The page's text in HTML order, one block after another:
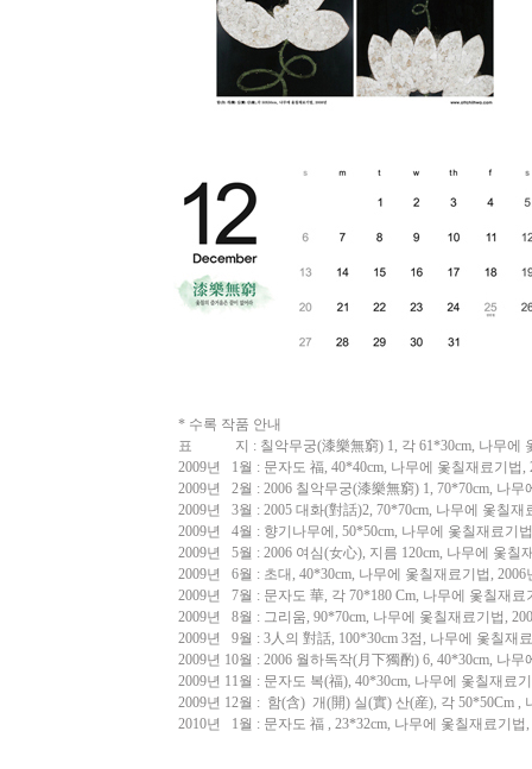
* 수록 작품 안내
표 지 : 칠악무궁(漆樂無窮) 1, 각 61*30cm, 나무에 옻
2009년 1월 : 문자도 福, 40*40cm, 나무에 옻칠재료기법,
2009년 2월 : 2006 칠악무궁(漆樂無窮) 1, 70*70cm, 나무
2009년 3월 : 2005 대화(對話)2, 70*70cm, 나무에 옻칠재
2009년 4월 : 향기나무에, 50*50cm, 나무에 옻칠재료기
2009년 5월 : 2006 여심(女心), 지름 120cm, 나무에 옻칠
2009년 6월 : 초대, 40*30cm, 나무에 옻칠재료기법, 2006
2009년 7월 : 문자도 華, 각 70*180 Cm, 나무에 옻칠재료
2009년 8월 : 그리움, 90*70cm, 나무에 옻칠재료기법,
2009년 9월 : 3人의 對話, 100*30cm 3점, 나무에 옻칠재
2009년 10월 : 2006 월하독작(月下獨酌) 6, 40*30cm, 나무
2009년 11월 : 문자도 복(福), 40*30cm, 나무에 옻칠재료
2009년 12월 : 함(含) 개(開) 실(實) 산(産), 각 50*50Cm ,
2010년 1월 : 문자도 福 , 23*32cm, 나무에 옻칠재료기법,